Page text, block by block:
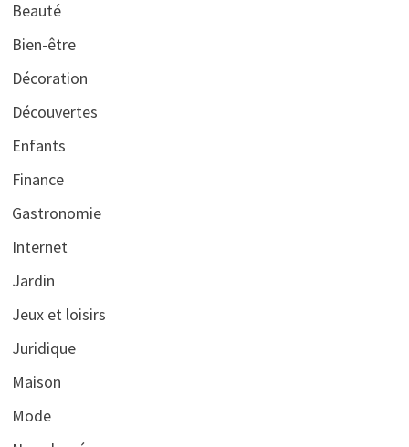
Beauté
Bien-être
Décoration
Découvertes
Enfants
Finance
Gastronomie
Internet
Jardin
Jeux et loisirs
Juridique
Maison
Mode